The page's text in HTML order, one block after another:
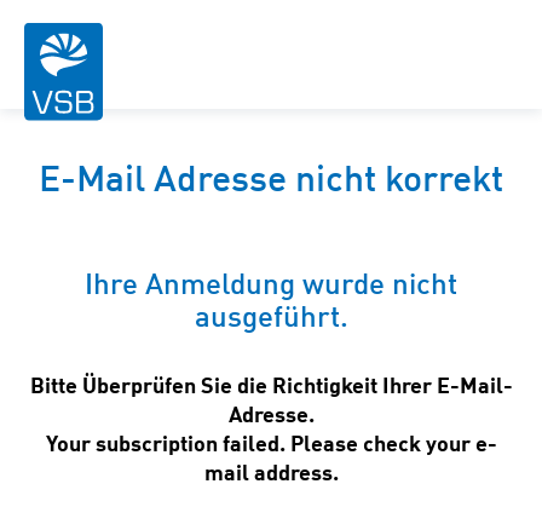
E-Mail Adresse nicht korrekt
Ihre Anmeldung wurde nicht
ausgeführt.
Bitte Überprüfen Sie die Richtigkeit Ihrer E-Mail-
Adresse.
Your subscription failed. Please check your e-
mail address.